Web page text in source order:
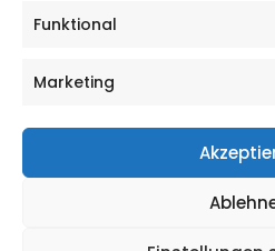
Funktional
Marketing
Impressum
Cookie Richtlinie
CITYLIFE! BEI